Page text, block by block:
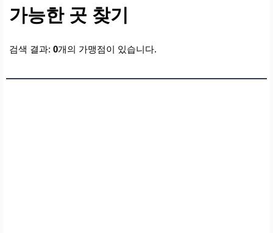
가능한 곳 찾기
검색 결과: 0개의 가맹점이 있습니다.